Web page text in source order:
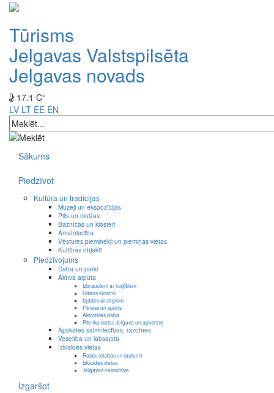
Tūrisms
Jelgavas Valstspilsēta
Jelgavas novads
17.1 C°
LV LT EE EN
Sākums
Piedzīvot
Kultūra un tradīcijas
Muzeji un ekspozīcijas
Pilis un muižas
Baznīcas un klosteri
Amatniecība
Vēstures pieminekļi un piemiņas vietas
Kultūras objekti
Piedzīvojums
Daba un parki
Aktīvā atpūta
Izbraucieni ar kuģīšiem
Ūdens tūrisms
Izjādes ar zirgiem
Fitness un sports
Aktivitātes dabā
Piknika vietas Jelgavā un apkārtnē
Apskates saimniecības, ražotnes
Veselība un labsajūta
Izklaides vietas
Rotaļu istabas un laukumi
Izklaides vietas
Jelgavas naktsdzīve
Izgaršot